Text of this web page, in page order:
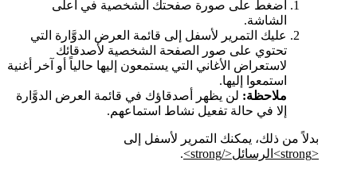
اضغط على صورة صفحتك الشخصية في أعلى
الشاشة.
عليك التمرير لأسفل إلى قائمة العرض الدوَّارة التي
تحتوي على صور الصفحة الشخصية لأصدقائك
لاستعراض الأغاني التي يستمعون إليها حالياً أو آخر أغنية
استمعوا إليها.
ملاحظة: لن يظهر أصدقاؤك في قائمة العرض الدوَّارة
إلا في حالة تفعيل نشاط استماعهم.
بدلاً من ذلك، يمكنك التمرير لأسفل إلى
<strong>الرسائل</strong>
.